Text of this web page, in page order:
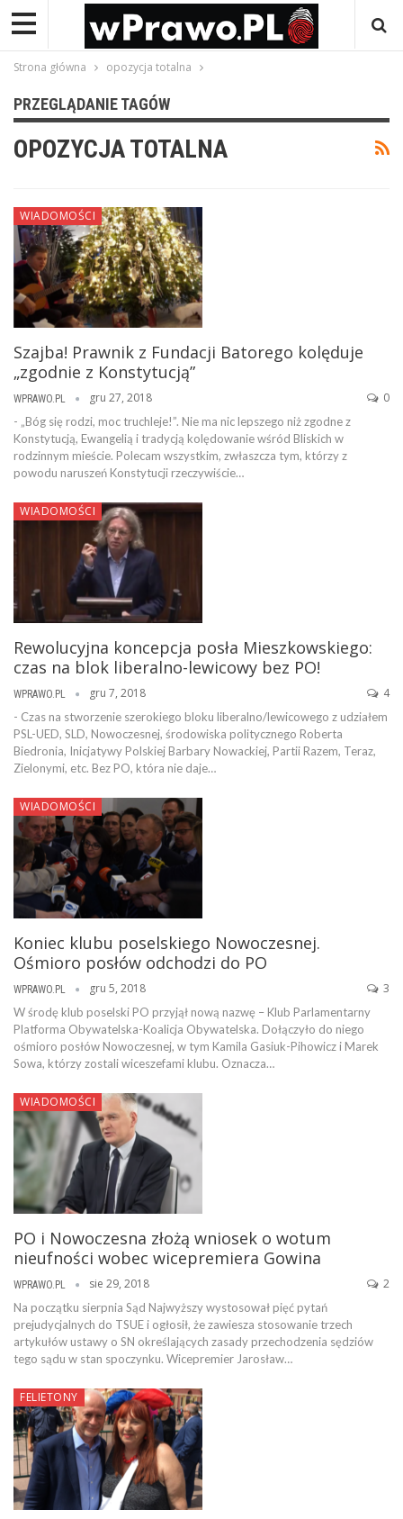
Strona główna opozycja totalna
PRZEGLĄDANIE TAGÓW
OPOZYCJA TOTALNA
WIADOMOŚCI
Szajba! Prawnik z Fundacji Batorego kolęduje
„zgodnie z Konstytucją”
WPRAWO.PL gru 27, 2018 0
- „Bóg się rodzi, moc truchleje!”. Nie ma nic lepszego niż zgodne z
Konstytucją, Ewangelią i tradycją kolędowanie wśród Bliskich w
rodzinnym mieście. Polecam wszystkim, zwłaszcza tym, którzy z
powodu naruszeń Konstytucji rzeczywiście…
WIADOMOŚCI
Rewolucyjna koncepcja posła Mieszkowskiego:
czas na blok liberalno-lewicowy bez PO!
WPRAWO.PL gru 7, 2018 4
- Czas na stworzenie szerokiego bloku liberalno/lewicowego z udziałem
PSL-UED, SLD, Nowoczesnej, środowiska politycznego Roberta
Biedronia, Inicjatywy Polskiej Barbary Nowackiej, Partii Razem, Teraz,
Zielonymi, etc. Bez PO, która nie daje…
WIADOMOŚCI
Koniec klubu poselskiego Nowoczesnej.
Ośmioro posłów odchodzi do PO
WPRAWO.PL gru 5, 2018 3
W środę klub poselski PO przyjął nową nazwę – Klub Parlamentarny
Platforma Obywatelska-Koalicja Obywatelska. Dołączyło do niego
ośmioro posłów Nowoczesnej, w tym Kamila Gasiuk-Pihowicz i Marek
Sowa, którzy zostali wiceszefami klubu. Oznacza…
WIADOMOŚCI
PO i Nowoczesna złożą wniosek o wotum
nieufności wobec wicepremiera Gowina
WPRAWO.PL sie 29, 2018 2
Na początku sierpnia Sąd Najwyższy wystosował pięć pytań
prejudycjalnych do TSUE i ogłosił, że zawiesza stosowanie trzech
artykułów ustawy o SN określających zasady przechodzenia sędziów
tego sądu w stan spoczynku. Wicepremier Jarosław…
FELIETONY